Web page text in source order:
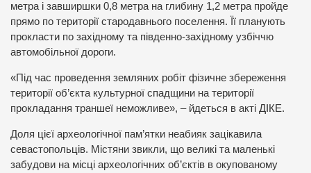
метра і завширшки 0,8 метра на глибину 1,2 метра пройде
прямо по території стародавнього поселення. Її планують
прокласти по західному та південно-західному узбіччю
автомобільної дороги.
«Під час проведення земляних робіт фізичне збереження
території об’єкта культурної спадщини на території
прокладання траншеї неможливе», – йдеться в акті ДІКЕ.
Доля цієї археологічної пам’ятки неабияк зацікавила
севастопольців. Містяни звикли, що великі та маленькі
забудови на місці археологічних об’єктів в окупованому